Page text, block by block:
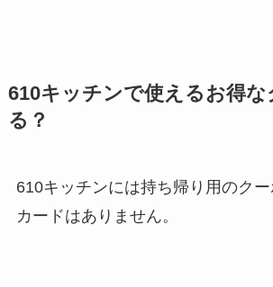
610キッチンで使えるお得な
る？
610キッチンには持ち帰り用のク
カードはありません。